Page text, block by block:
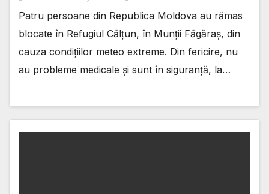
Patru persoane din Republica Moldova au rămas
blocate în Refugiul Călțun, în Munții Făgăraș, din
cauza condițiilor meteo extreme. Din fericire, nu
au probleme medicale și sunt în siguranță, la…